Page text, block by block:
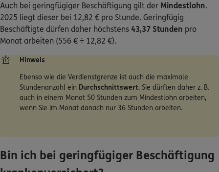
Auch bei geringfügiger Beschäftigung gilt der Mindestlohn.
2025 liegt dieser bei 12,82 € pro Stunde. Geringfügig
Beschäftigte dürfen daher höchstens 43,37 Stunden pro
Monat arbeiten (556 € ÷ 12,82 €).
Hinweis
Ebenso wie die Verdienstgrenze ist auch die maximale
Stundenanzahl ein Durchschnittswert. Sie dürften daher z. B.
auch in einem Monat 50 Stunden zum Mindestlohn arbeiten,
wenn Sie im Monat danach nur 36 Stunden arbeiten.
Bin ich bei geringfügiger Beschäftigung